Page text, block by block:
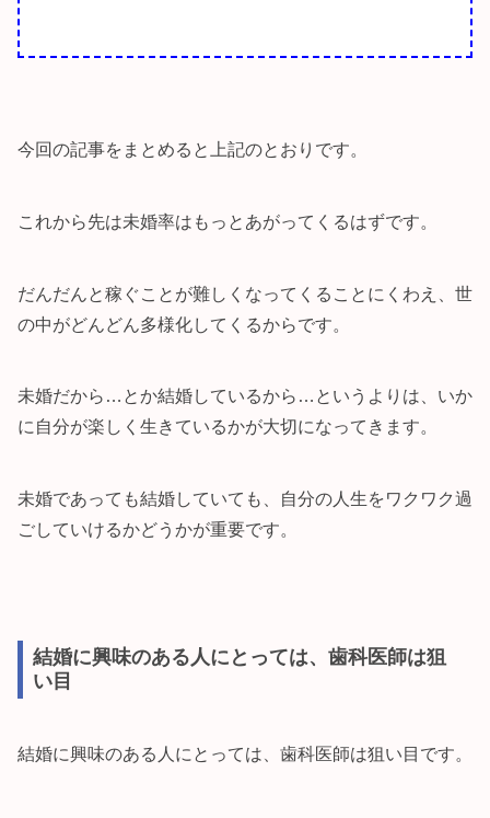
今回の記事をまとめると上記のとおりです。
これから先は未婚率はもっとあがってくるはずです。
だんだんと稼ぐことが難しくなってくることにくわえ、世
の中がどんどん多様化してくるからです。
未婚だから…とか結婚しているから…というよりは、いか
に自分が楽しく生きているかが大切になってきます。
未婚であっても結婚していても、自分の人生をワクワク過
ごしていけるかどうかが重要です。
結婚に興味のある人にとっては、歯科医師は狙
い目
結婚に興味のある人にとっては、歯科医師は狙い目です。